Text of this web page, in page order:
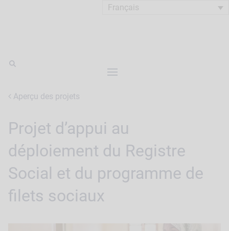
Français
Aperçu des projets
Projet d’appui au
déploiement du Registre
Social et du programme de
filets sociaux